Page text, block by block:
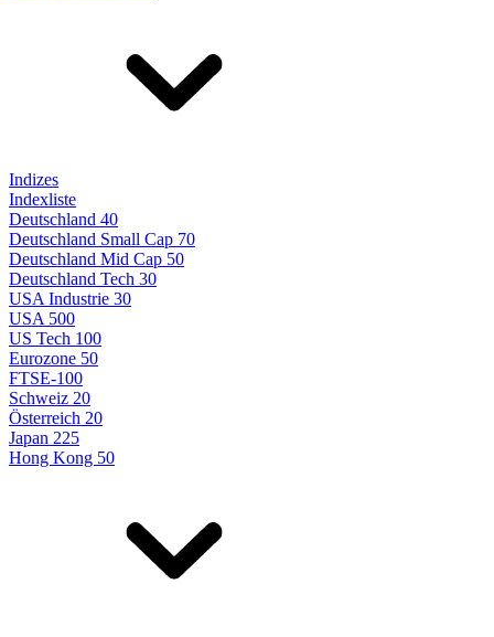
Indizes
Indexliste
Deutschland 40
Deutschland Small Cap 70
Deutschland Mid Cap 50
Deutschland Tech 30
USA Industrie 30
USA 500
US Tech 100
Eurozone 50
FTSE-100
Schweiz 20
Österreich 20
Japan 225
Hong Kong 50